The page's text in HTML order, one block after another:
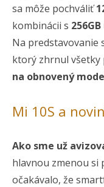
sa môže pochváliť
kombinácii s
Na predstavovanie
ktorý zhrnul všetky
na obnovený
Mi 10S a
Ako sme už
hlavnou zmenou si
očakávalo, že